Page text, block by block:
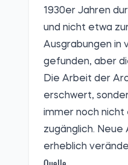
1930er Jahren
und nicht etwa
Ausgrabungen in
gefunden, aber
Die Arbeit der
erschwert,
immer noch nicht
zugänglich.
erheblich